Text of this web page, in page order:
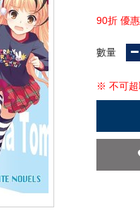
90折 優
數量
※ 不可超